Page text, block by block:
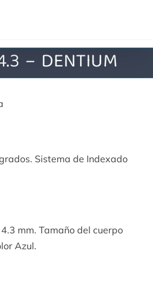
– DENTIUM
Sistema de Indexado
4.3 mm. Tamaño del cuerpo
Azul.